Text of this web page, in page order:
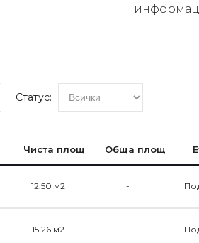
Статус:
Чиста площ Обща площ
12.50 м2 -
15.26 м2 -